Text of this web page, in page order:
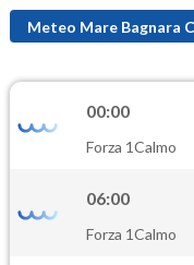
(Ozono)
(Diossido di azoto)
PM10
Meteo Mare Bagnara
00:00
Forza 1Calmo
06:00
Forza 1Calmo